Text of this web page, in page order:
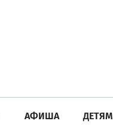
АФИША ДЕТЯМ